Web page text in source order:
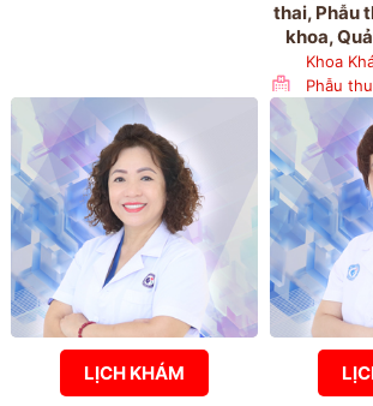
thai, Phẫu
khoa,
Khoa
Phẫu
Phụ 1,
LỊCH KHÁM